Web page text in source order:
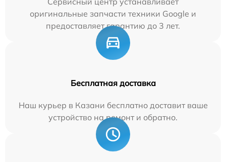
оригинальные запчасти техники Google и
предоставляет гарантию до 3 лет.
Бесплатная доставка
Наш курьер в Казани бесплатно доставит ваше
устройство на ремонт и обратно.